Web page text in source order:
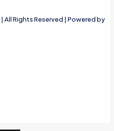
| All Rights Reserved | Powered by